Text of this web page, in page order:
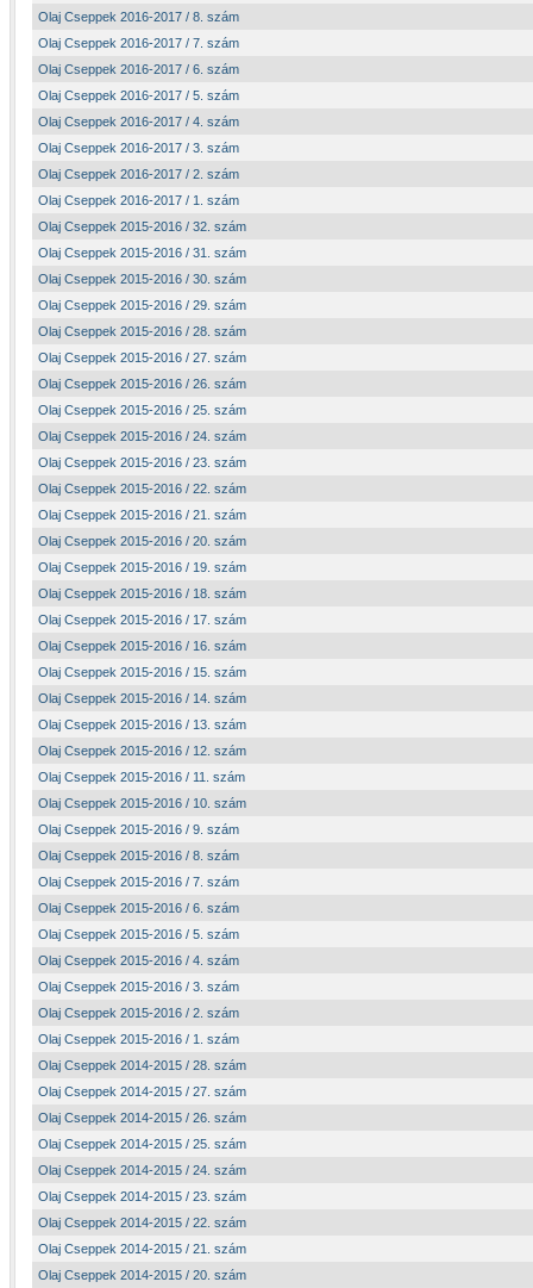
Olaj Cseppek 2016-2017 / 8. szám
Olaj Cseppek 2016-2017 / 7. szám
Olaj Cseppek 2016-2017 / 6. szám
Olaj Cseppek 2016-2017 / 5. szám
Olaj Cseppek 2016-2017 / 4. szám
Olaj Cseppek 2016-2017 / 3. szám
Olaj Cseppek 2016-2017 / 2. szám
Olaj Cseppek 2016-2017 / 1. szám
Olaj Cseppek 2015-2016 / 32. szám
Olaj Cseppek 2015-2016 / 31. szám
Olaj Cseppek 2015-2016 / 30. szám
Olaj Cseppek 2015-2016 / 29. szám
Olaj Cseppek 2015-2016 / 28. szám
Olaj Cseppek 2015-2016 / 27. szám
Olaj Cseppek 2015-2016 / 26. szám
Olaj Cseppek 2015-2016 / 25. szám
Olaj Cseppek 2015-2016 / 24. szám
Olaj Cseppek 2015-2016 / 23. szám
Olaj Cseppek 2015-2016 / 22. szám
Olaj Cseppek 2015-2016 / 21. szám
Olaj Cseppek 2015-2016 / 20. szám
Olaj Cseppek 2015-2016 / 19. szám
Olaj Cseppek 2015-2016 / 18. szám
Olaj Cseppek 2015-2016 / 17. szám
Olaj Cseppek 2015-2016 / 16. szám
Olaj Cseppek 2015-2016 / 15. szám
Olaj Cseppek 2015-2016 / 14. szám
Olaj Cseppek 2015-2016 / 13. szám
Olaj Cseppek 2015-2016 / 12. szám
Olaj Cseppek 2015-2016 / 11. szám
Olaj Cseppek 2015-2016 / 10. szám
Olaj Cseppek 2015-2016 / 9. szám
Olaj Cseppek 2015-2016 / 8. szám
Olaj Cseppek 2015-2016 / 7. szám
Olaj Cseppek 2015-2016 / 6. szám
Olaj Cseppek 2015-2016 / 5. szám
Olaj Cseppek 2015-2016 / 4. szám
Olaj Cseppek 2015-2016 / 3. szám
Olaj Cseppek 2015-2016 / 2. szám
Olaj Cseppek 2015-2016 / 1. szám
Olaj Cseppek 2014-2015 / 28. szám
Olaj Cseppek 2014-2015 / 27. szám
Olaj Cseppek 2014-2015 / 26. szám
Olaj Cseppek 2014-2015 / 25. szám
Olaj Cseppek 2014-2015 / 24. szám
Olaj Cseppek 2014-2015 / 23. szám
Olaj Cseppek 2014-2015 / 22. szám
Olaj Cseppek 2014-2015 / 21. szám
Olaj Cseppek 2014-2015 / 20. szám